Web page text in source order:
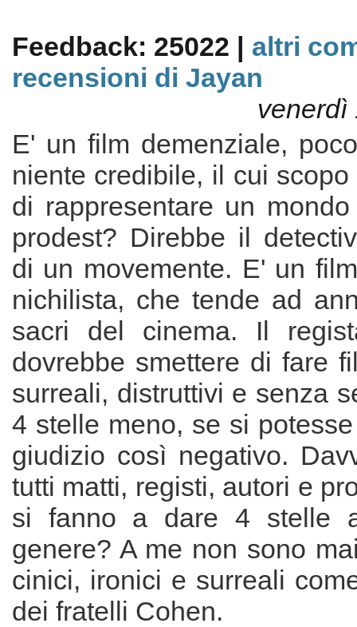
Feedback: 25022 | altri
recensioni di Jayan
venerdì
E' un film demenziale,
niente credibile, il cui
di rappresentare un
prodest? Direbbe il
di un movemente. E' un
nichilista, che tende ad
sacri del cinema. Il
dovrebbe smettere di fare
surreali, distruttivi e senza
4 stelle meno, se si
giudizio così negativo.
tutti matti, registi, autori e
si fanno a dare 4 stelle
genere? A me non sono
cinici, ironici e surreali
dei fratelli Cohen.